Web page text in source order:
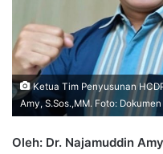
Ketua Tim Penyusunan
Amy, S.Sos.,MM. Foto:
Oleh: Dr. Najamuddin